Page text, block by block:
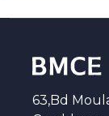
63,Bd